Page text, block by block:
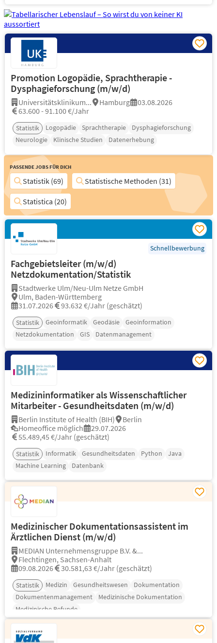
Promotion Logopädie, Sprachtherapie -
Dysphagieforschung (m/w/d)
Universitätsklinikum... Hamburg
03.08.2026
63.600 - 91.100 €/Jahr
Statistik Logopädie Sprachtherapie
Dysphagieforschung
Neurologie
Klinische Studien Datenerhebung
Passende Jobs für Dich
Statistik (69)
Statistische Methoden (31)
Statistica (20)
Schnellbewerbung
Fachgebietsleiter (m/w/d)
Netzdokumentation/Statistik
Stadtwerke Ulm/Neu-Ulm Netze GmbH
Ulm, Baden-Württemberg
31.07.2026
93.632 €/Jahr (geschätzt)
Statistik Geoinformatik Geodäsie
Geoinformation
Netzdokumentation
GIS Datenmanagement
Medizininformatiker als Wissenschaftlicher
Mitarbeiter - Gesundheitsdaten (m/w/d)
Berlin Institute of Health (BIH)
Berlin
Homeoffice möglich
29.07.2026
55.489,45 €/Jahr (geschätzt)
Statistik Informatik Gesundheitsdaten Python
Java
Machine Learning
Datenbank
Medizinischer Dokumentationsassistent im
Ärztlichen Dienst (m/w/d)
MEDIAN Unternehmensgruppe B.V. &...
Flechtingen, Sachsen-Anhalt
09.08.2026
30.581,63 €/Jahr (geschätzt)
Statistik Medizin Gesundheitswesen
Dokumentation
Dokumentenmanagement
Medizinische Dokumentation
Medizinische Befunde